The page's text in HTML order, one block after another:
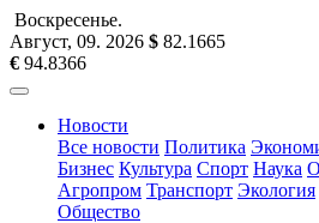
Воскресенье.
Август, 09. 2026 $ 82.1665
€ 94.8366
Новости
Все новости Политика
Бизнес Культура Спорт Наука
Агропром Транспорт Экология
Общество